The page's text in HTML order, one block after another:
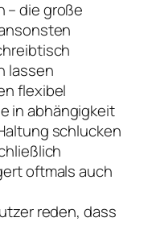
– die große
lassen
flexibel
in abhängigkeit
schlucken
oftmals auch
reden, dass